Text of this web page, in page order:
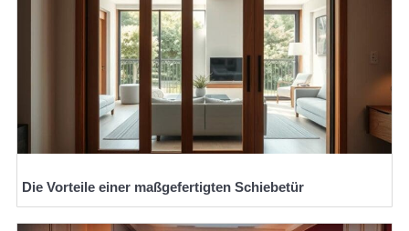
Die Vorteile einer maßgefertigten Schiebetür